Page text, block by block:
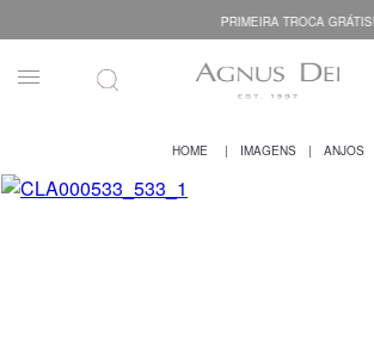
PRIMEIRA TROCA GRÁTIS!
IMAGENS ANJOS